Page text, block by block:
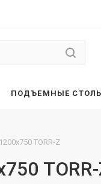
ПОДЪЕМНЫЕ
TORR-Z